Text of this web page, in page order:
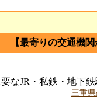
【最寄りの交通機
なJR・私鉄・地下
三重